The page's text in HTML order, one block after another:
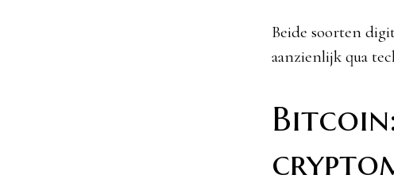
Beide soorten
aanzienlijk qua